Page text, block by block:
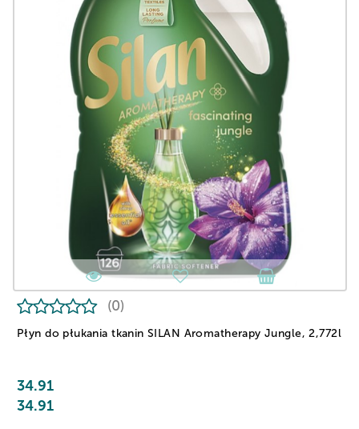
Płyn do płukania tkanin SILAN Aromatherapy Jungle, 2,772l
(0)
34.91
34.91